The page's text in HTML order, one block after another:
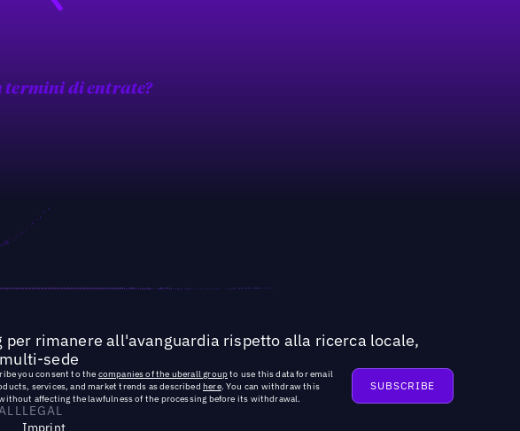
termini di entrate?
rimanere all'avanguardia rispetto alla ricerca locale,
sede
you consent to the companies of the uberall groupto use this data for email
services, and market trends as described here. You can withdraw this
affecting the lawfulness of the processing before its withdrawal.
LEGAL
Imprint